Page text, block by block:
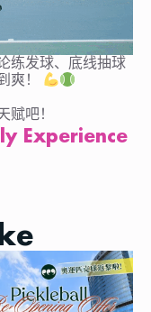
练发球、底线抽球
爽！
吧！
Experience